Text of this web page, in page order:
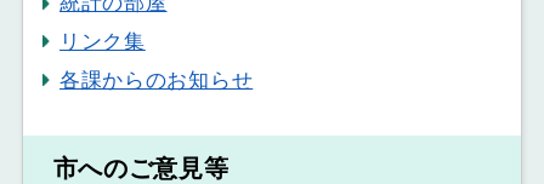
リンク集
各課からのお知らせ
市へのご意見等